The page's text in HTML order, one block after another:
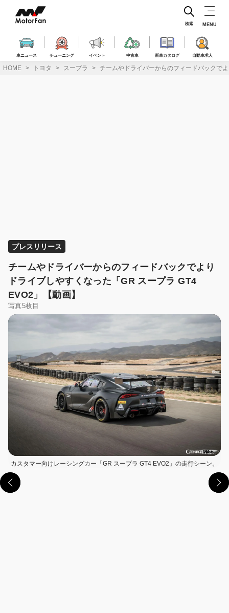
ス
車ニュース チューニング イベント 中古車 新車カタログ 自動車求人
検索 MENU
HOME トヨタ スープラ チームやドライバーからのフィードバックで
プレスリリース
チームやドライバーからのフィードバックでより
ドライブしやすくなった「GR スープラ GT4
EVO2」【動画】
写真5枚目
カスタマー向けレーシングカー「GR スープラ GT4 EVO2」の走行シーン。